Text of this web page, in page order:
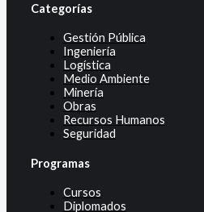
Categorías
Gestión Pública
Ingeniería
Logística
Medio Ambiente
Minería
Obras
Recursos Humanos
Seguridad
Programas
Cursos
Diplomados